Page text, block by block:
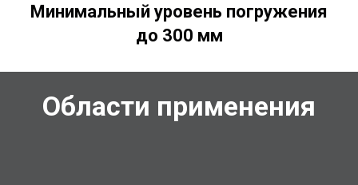
Минимальный уровень погружения
до 300 мм
Области применения